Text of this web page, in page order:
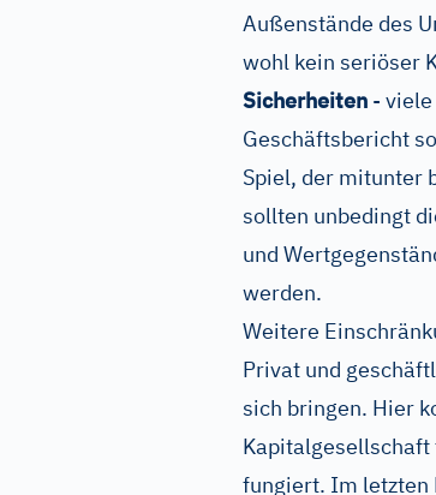
Außenstände des
wohl kein seriöser
Sicherheiten -
Geschäftsbericht
Spiel, der mitunter
sollten unbedingt
und
werden.
Weitere
Privat und
sich bringen. Hier
fungiert. Im letzten